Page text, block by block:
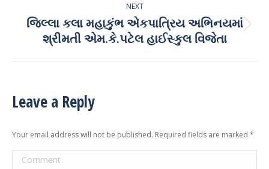
NEXT
Next
post:
જિલ્લા કલા મહાકુંભ એકપાત્રિય અભિનયમાં
શ્રીમતી એમ.કે.પટેલ હાઈસ્કુલ વિજેતા
Leave a Reply
Your email address will not be published. Required fields are marked *
Comment